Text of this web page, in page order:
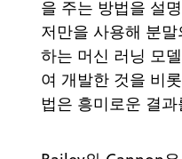
을 주는 방법을 설
저만을 사용해 분
하는 머신 러닝 모
여 개발한 것을 비
법은 흥미로운 결